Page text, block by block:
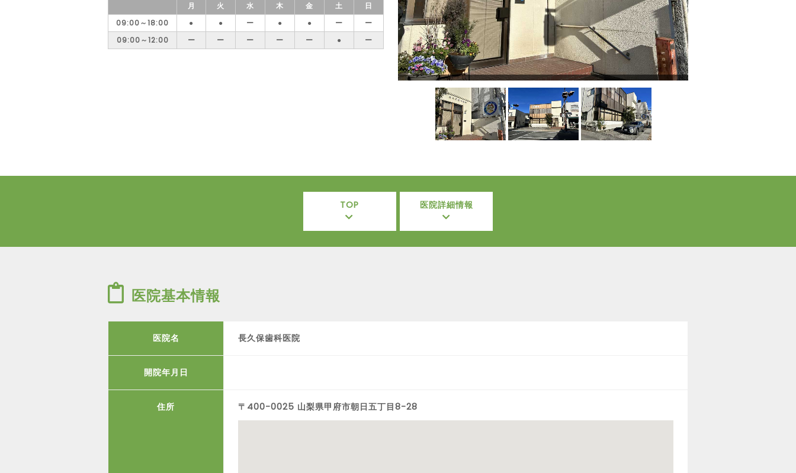
月 火 水 木 金 土
日
09:00～18:00
● ● ー ● ● ー
ー
09:00～12:00
ー ー ー ー ー ● ー
TOP 医院詳細情報
医院基本情報
医院名 長久保歯科医院
開院年月日
住所 〒400-0025 山梨県甲府市朝日五丁目8-28